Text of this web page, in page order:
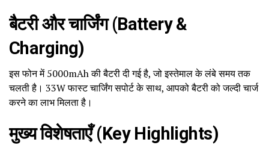
बैटरी और चार्जिंग (Battery &
Charging)
इस फोन में 5000mAh की बैटरी दी गई है, जो इस्तेमाल के लंबे समय तक
चलती है। 33W फास्ट चार्जिंग सपोर्ट के साथ, आपको बैटरी को जल्दी चार्ज
करने का लाभ मिलता है।
मुख्य विशेषताएँ (Key Highlights)